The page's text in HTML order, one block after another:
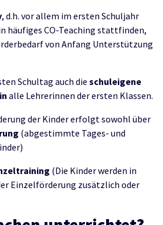
, d.h. vor allem im ersten Schuljahr
häufiges CO-Teaching stattfinden,
von Anfang Unterstützung
Schultag auch die schuleigene
alle Lehrerinnen der ersten Klassen.
der Kinder erfolgt sowohl über
(abgestimmte Tages- und
(Die Kinder werden in
Einzelförderung zusätzlich oder